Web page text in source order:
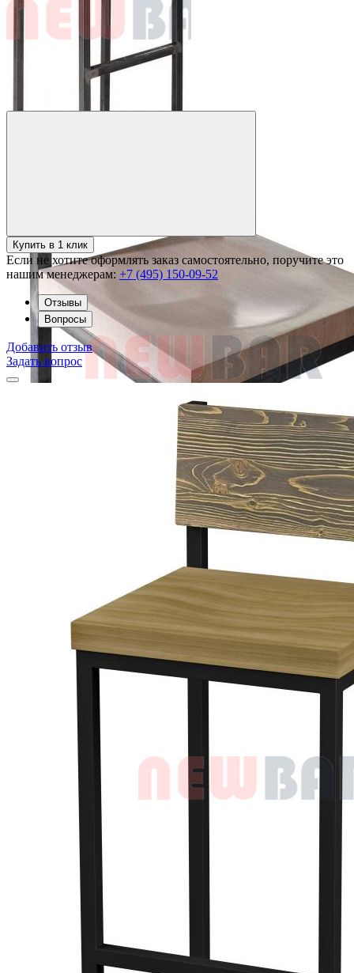
Купить в 1 клик
Если не хотите оформлять заказ самостоятельно, поручите это
нашим менеджерам: +7 (495) 150-09-52
Отзывы
Вопросы
Добавить отзыв
Задать вопрос